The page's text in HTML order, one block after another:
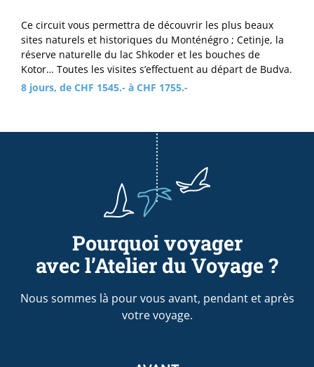
Ce circuit vous permettra de découvrir les plus beaux
sites naturels et historiques du Monténégro ; Cetinje, la
réserve naturelle du lac Shkoder et les bouches de
Kotor… Toutes les visites s’effectuent au départ de Budva.
8 jours, de CHF 1545.- à CHF 1755.-
Pourquoi voyager
avec l’Atelier du Voyage ?
Nous sommes là pour vous avant, pendant et après
votre voyage.